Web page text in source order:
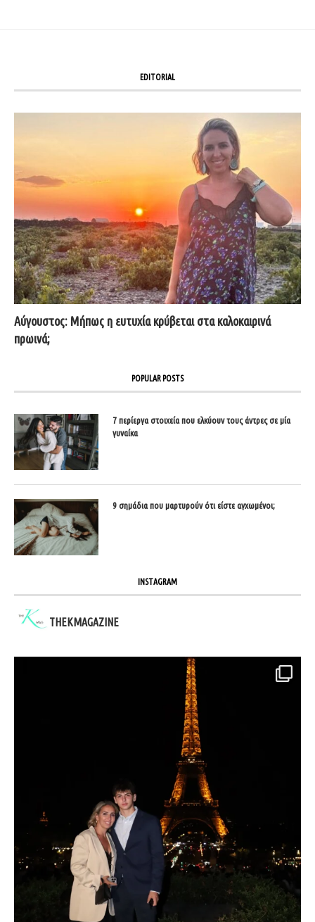
EDITORIAL
Αύγουστος: Μήπως η ευτυχία κρύβεται στα καλοκαιρινά
πρωινά;
POPULAR POSTS
7 περίεργα στοιχεία που ελκύουν τους άντρες σε μία
γυναίκα
9 σημάδια που μαρτυρούν ότι είστε αγχωμένοι;
INSTAGRAM
THEKMAGAZINE